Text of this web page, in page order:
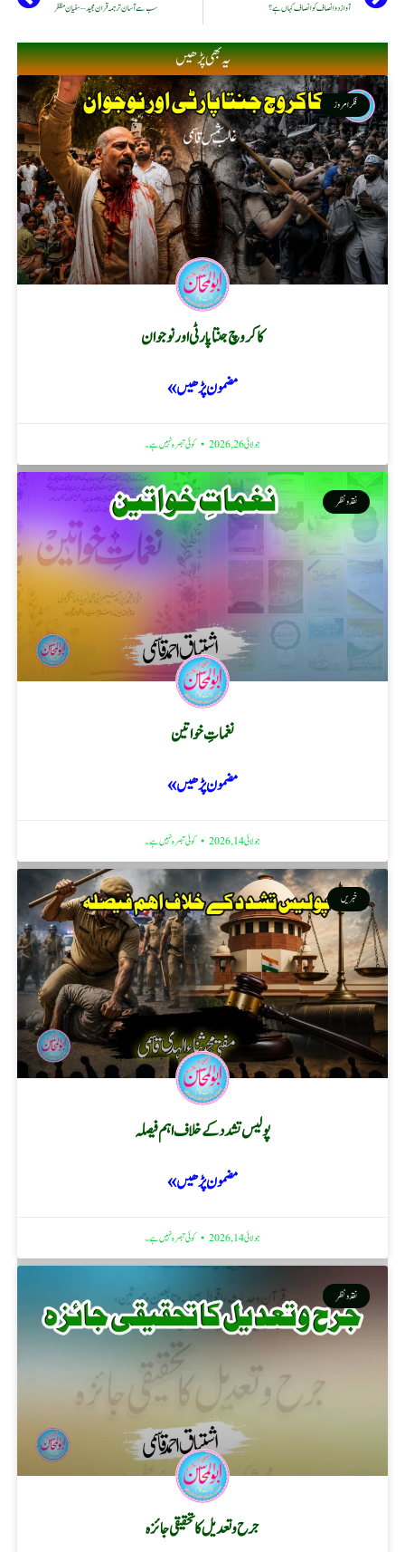
آواز دو انصاف کو انصاف کہاں ہے؟
سب سے آسان ترجمہ قران مجید – سفیان مظفر
یہ بھی پڑھیں
فکر امروز
کاکروچ جنتا پارٹی اور نوجوان
مضمون پڑھیں »
جولائی 26, 2026 کوئی تبصرہ نہیں ہے۔
نقد ونظر
نغماتِ خواتین
مضمون پڑھیں »
جولائی 14, 2026 کوئی تبصرہ نہیں ہے۔
خبریں
پولیس تشدد کے خلاف اہم فیصلہ
مضمون پڑھیں »
جولائی 14, 2026 کوئی تبصرہ نہیں ہے۔
نقد ونظر
جرح و تعدیل کا تحقیقی جائزہ